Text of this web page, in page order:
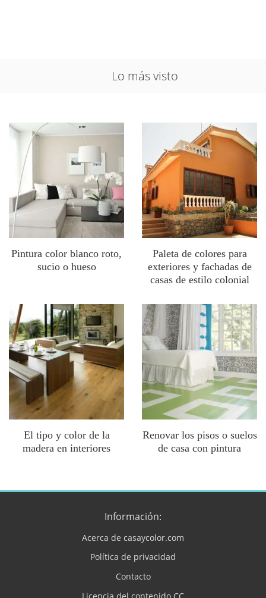
Lo más visto
Pintura color blanco roto,
sucio o hueso
Paleta de colores para
exteriores y fachadas de
casas de estilo colonial
El tipo y color de la
madera en interiores
Renovar los pisos o suelos
de casa con pintura
Información:
Acerca de casaycolor.com
Política de privacidad
Contacto